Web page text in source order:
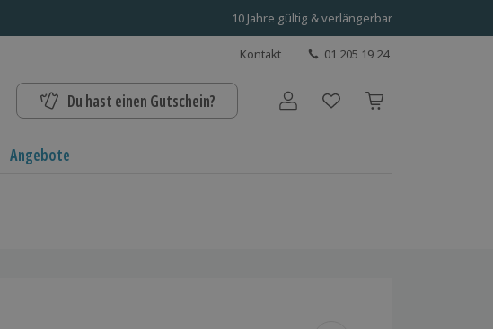
10 Jahre gültig & verlängerbar
Kontakt 01 205 19 24
Du hast einen Gutschein? Benutzerkonto
Angebote